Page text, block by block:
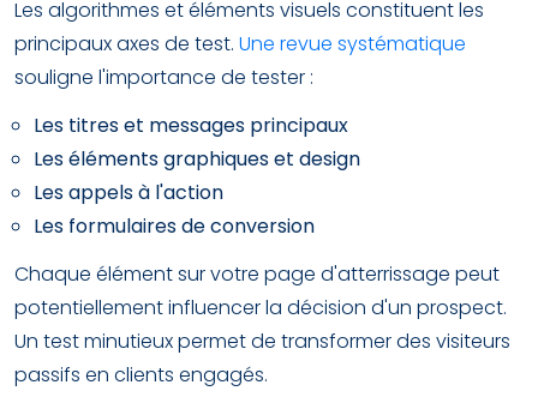
Les algorithmes et éléments visuels constituent les
principaux axes de test. Une revue systématique
souligne l'importance de tester :
Les titres et messages principaux
Les éléments graphiques et design
Les appels à l'action
Les formulaires de conversion
Chaque élément sur votre page d'atterrissage peut
potentiellement influencer la décision d'un prospect.
Un test minutieux permet de transformer des visiteurs
passifs en clients engagés.